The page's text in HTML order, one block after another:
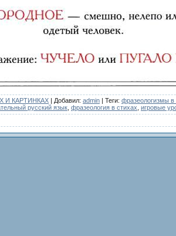
И КАРТИНКАХ | Добавил: admin | Теги: фразеологизмы в
русский язык фразеология в стихах игровые